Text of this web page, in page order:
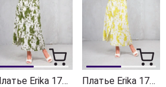
Платье Erika 1736-3 зеленый Платье Erika 1736-4 желтый